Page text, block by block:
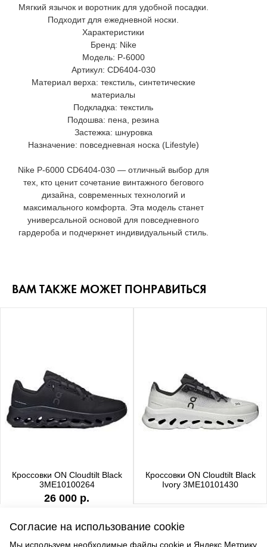
Мягкий язычок и воротник для удобной посадки.
Подходит для ежедневной носки.
Характеристики
Бренд: Nike
Модель: P-6000
Артикул: CD6404-030
Материал верха: текстиль, синтетические
материалы
Подкладка: текстиль
Подошва: пена, резина
Застежка: шнуровка
Назначение: повседневная носка (Lifestyle)
Nike P-6000 CD6404-030 — отличный выбор для
тех, кто ценит сочетание винтажного бегового
дизайна, современных технологий и
максимального комфорта. Эта модель станет
универсальной основой для повседневного
гардероба и подчеркнет индивидуальный стиль.
ВАМ ТАКЖЕ МОЖЕТ ПОНРАВИТЬСЯ
Кроссовки ON Cloudtilt Black
3ME10100264
26 000 р.
Кроссовки ON Cloudtilt Black
Ivory 3ME10101430
Согласие на использование cookie
Мы используем необходимые файлы cookie и Яндекс.Метрику